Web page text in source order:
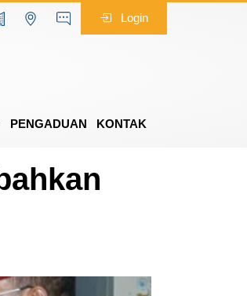
Login
PENGADUAN KONTAK